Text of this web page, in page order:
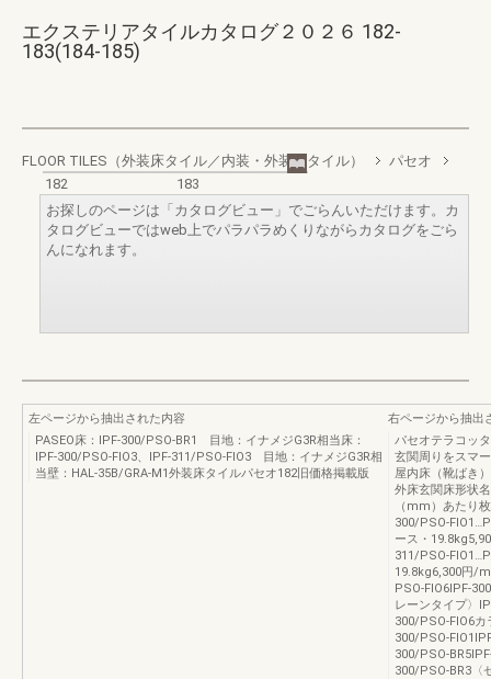
エクステリアタイルカタログ２０２６ 182-
183(184-185)
FLOOR TILES（外装床タイル／内装・外装床タイル）
パセオ
182
183
お探しのページは「カタログビュー」でごらんいただけます。カ
タログビューではweb上でパラパラめくりながらカタログをごら
んになれます。
左ページから抽出された内容
PASEO床：IPF‐300/PSO‐BR1 目地：イナメジG3R相当床：
IPF‐300/PSO‐FIO3、IPF‐311/PSO‐FIO3 目地：イナメジG3R相
当壁：HAL‐35B/GRA‐M1外装床タイルパセオ182旧価格掲載版
右ページから抽出
パセオテラコッ
玄関周りをスマ
屋内床（靴ばき
外床玄関床形状
（mm）あたり
300/
ース・
311/
19.8kg6,300円/
レーンタイプ〉
300/PSO‐FIO6
300/
300/
300/PSO‐BR3〈